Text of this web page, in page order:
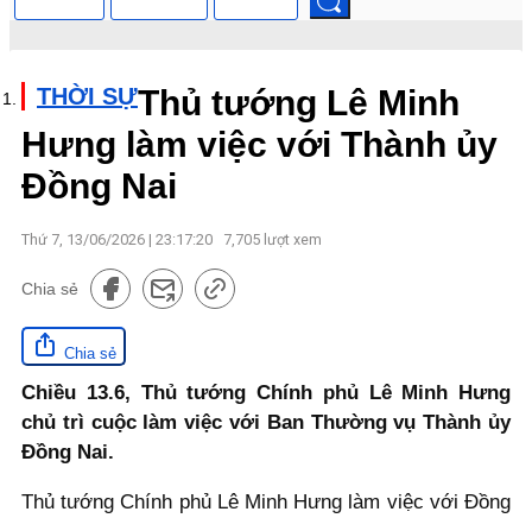
THỜI SỰThủ tướng Lê Minh
Hưng làm việc với Thành ủy
Đồng Nai
Thứ 7, 13/06/2026 | 23:17:20 7,705 lượt xem
Chia sẻ
Chia sẻ
Chiều 13.6, Thủ tướng Chính phủ Lê Minh Hưng
chủ trì cuộc làm việc với Ban Thường vụ Thành ủy
Đồng Nai.
Thủ tướng Chính phủ Lê Minh Hưng làm việc với Đồng